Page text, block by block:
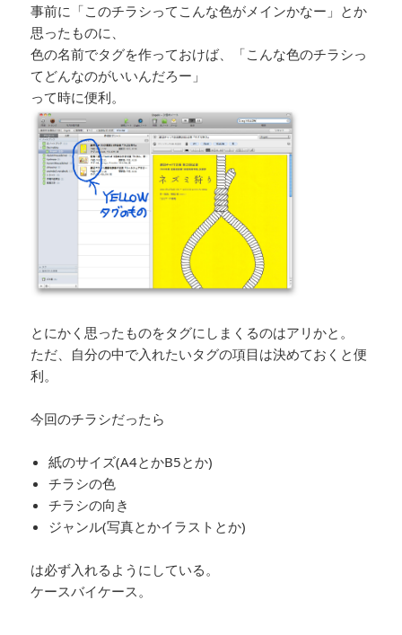
事前に「このチラシってこんな色がメインかなー」とか
思ったものに、
色の名前でタグを作っておけば、「こんな色のチラシっ
てどんなのがいいんだろー」
って時に便利。
とにかく思ったものをタグにしまくるのはアリかと。
ただ、自分の中で入れたいタグの項目は決めておくと便
利。
今回のチラシだったら
紙のサイズ(A4とかB5とか)
チラシの色
チラシの向き
ジャンル(写真とかイラストとか)
は必ず入れるようにしている。
ケースバイケース。